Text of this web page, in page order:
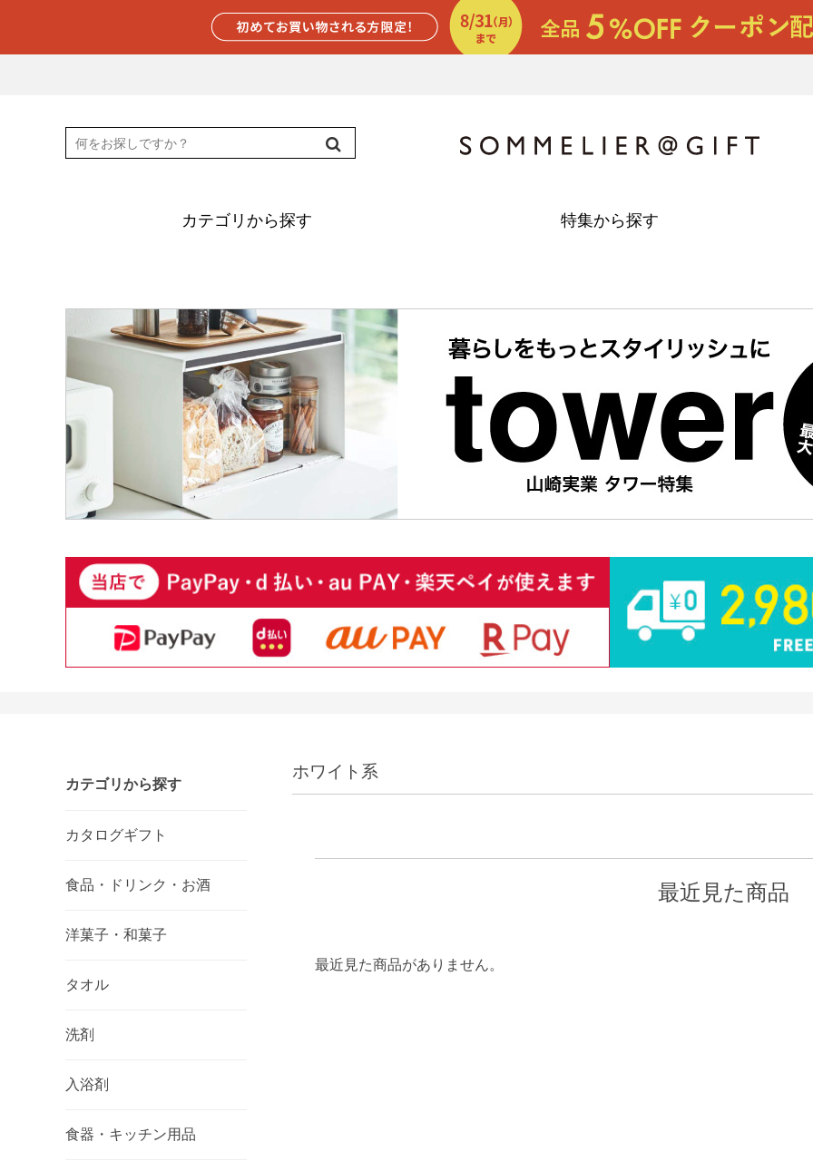
カテゴリから探す 特集から探す
カテゴリから探す
カタログギフト
食品・ドリンク・お酒
洋菓子・和菓子
タオル
洗剤
入浴剤
食器・キッチン用品
ホワイト系
最近見た商品
最近見た商品がありません。